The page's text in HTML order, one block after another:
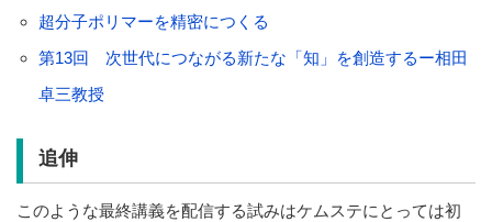
超分子ポリマーを精密につくる
第13回 次世代につながる新たな「知」を創造するー相田
卓三教授
追伸
このような最終講義を配信する試みはケムステにとっては初